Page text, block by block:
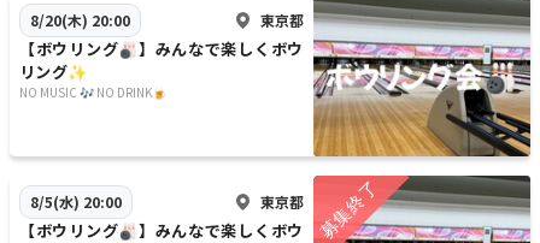
8/20(木) 20:00 東京都
【ボウリング🎳】みんなで楽しくボウ
リング✨
NO MUSIC 🎶 NO DRINK🍺
8/5(水) 20:00 東京都
【ボウリング🎳】みんなで楽しくボウ